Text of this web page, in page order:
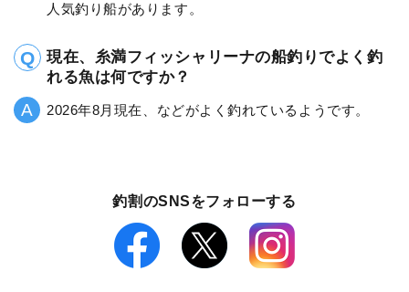
人気釣り船があります。
現在、糸満フィッシャリーナの船釣りでよく釣
れる魚は何ですか？
2026年8月現在、などがよく釣れているようです。
釣割のSNSをフォローする